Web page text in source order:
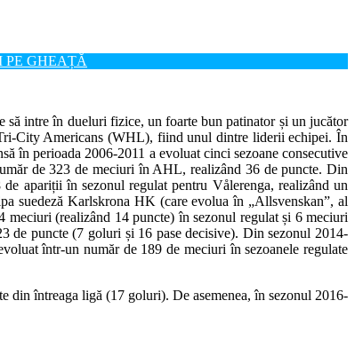
PE GHEAȚĂ
să intre în dueluri fizice, un foarte bun patinator și un jucător
City Americans (WHL), fiind unul dintre liderii echipei. În
în perioada 2006-2011 a evoluat cinci sezoane consecutive
de 323 de meciuri în AHL, realizând 36 de puncte. Din
apariții în sezonul regulat pentru Vålerenga, realizând un
suedeză Karlskrona HK (care evolua în „Allsvenskan”, al
(realizând 14 puncte) în sezonul regulat și 6 meciuri
de puncte (7 goluri și 16 pase decisive). Din sezonul 2014-
într-un număr de 189 de meciuri în sezoanele regulate
din întreaga ligă (17 goluri). De asemenea, în sezonul 2016-